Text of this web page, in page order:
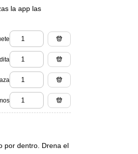
la app las
por dentro. Drena el